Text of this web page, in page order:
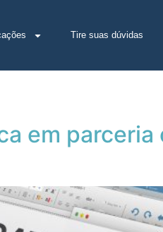
Tire suas dúvidas
em parceria